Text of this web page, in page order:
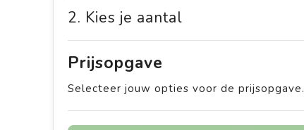
2. Kies je aantal
Prijsopgave
Selecteer jouw opties voor de prijsopgave.